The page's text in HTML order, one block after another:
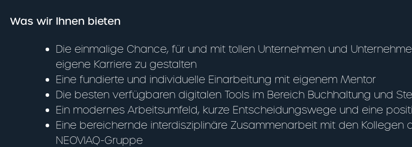
Was wir Ihnen bieten
Die einmalige Chance, für und mit tollen Unternehmen und
eigene Karriere zu gestalten
Eine fundierte und individuelle Einarbeitung mit eigenem Mentor
Die besten verfügbaren digitalen Tools im Bereich Buchhaltung und
Ein modernes Arbeitsumfeld, kurze Entscheidungswege und eine
Eine bereichernde interdisziplinäre Zusammenarbeit mit den
NEOVIAQ-Gruppe